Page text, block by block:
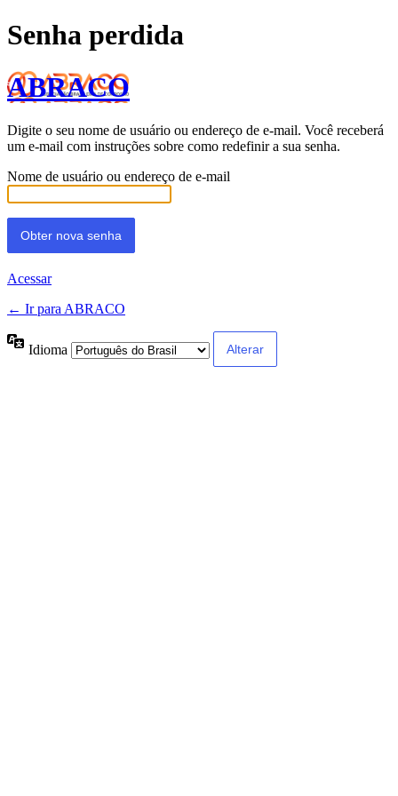
Senha perdida
ABRACO
Digite o seu nome de usuário ou endereço de e-mail. Você receberá
um e-mail com instruções sobre como redefinir a sua senha.
Nome de usuário ou endereço de e-mail
Acessar
← Ir para ABRACO
Idioma